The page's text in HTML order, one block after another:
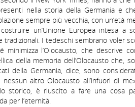
nella storia della Germania e
sempre più vecchia, con un’età
un’Unione Europea intesa a
I tedeschi sembrano voler
minimizza l’Olocausto, che descrive
della memoria dell’Olocausto che,
della Germania, dice, sono
altro Olocausto all’infuori di
storico, è riuscito a fare una cosa
per l’eternità.